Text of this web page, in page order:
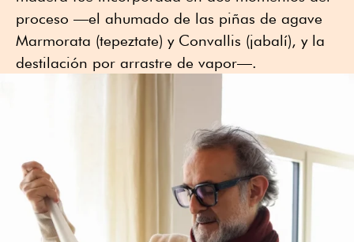
proceso —el ahumado de las piñas de agave
Marmorata (tepeztate) y Convallis (jabalí), y la
destilación por arrastre de vapor—.